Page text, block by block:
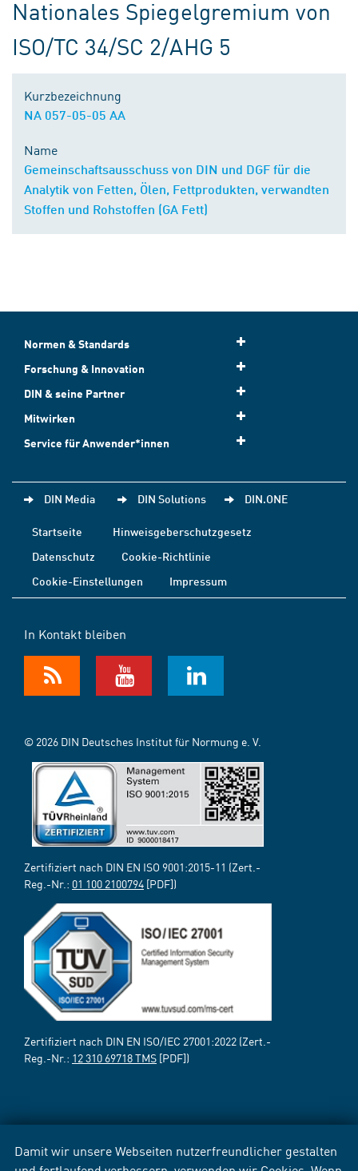
Damit wir unsere Webseiten nutzerfreundlicher gestalten
Nationales Spiegelgremium von
ISO/TC 34/SC 2/AHG 5
Kurzbezeichnung
NA 057-05-05 AA
Name
Gemeinschaftsausschuss von DIN und DGF für die
Analytik von Fetten, Ölen, Fettprodukten, verwandten
Stoffen und Rohstoffen (GA Fett)
Normen & Standards
Forschung & Innovation
DIN & seine Partner
Mitwirken
Service für Anwender*innen
DIN Media DIN Solutions DIN.ONE
Startseite
Hinweisgeberschutzgesetz
Datenschutz
Cookie-Richtlinie
Cookie-Einstellungen
Impressum
In Kontakt bleiben
© 2026 DIN Deutsches Institut für Normung e. V.
Zertifiziert nach DIN EN ISO 9001:2015-11 (Zert.-
Reg.-Nr.: 01 100 2100794 [PDF])
Zertifiziert nach DIN EN ISO/IEC 27001:2022 (Zert.-
Reg.-Nr.: 12 310 69718 TMS [PDF])